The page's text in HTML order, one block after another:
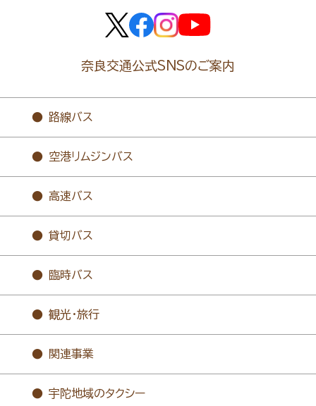
奈良交通公式SNSのご案内
路線バス
空港リムジンバス
高速バス
貸切バス
臨時バス
観光・旅行
関連事業
宇陀地域のタクシー